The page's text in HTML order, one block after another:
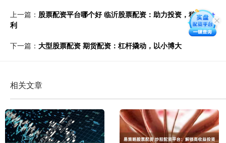
上一篇： 股票配资平台哪个好 临沂股票配资：助力投资，稳健获
利
下一篇： 大型股票配资 期货配资：杠杆撬动，以小博大
相关文章